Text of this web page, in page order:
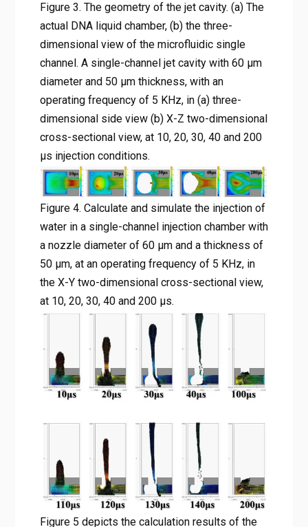
Figure 3. The geometry of the jet cavity. (a) The
actual DNA liquid chamber, (b) the three-
dimensional view of the microfluidic single
channel. A single-channel jet cavity with 60 μm
diameter and 50 μm thickness, with an
operating frequency of 5 KHz, in (a) three-
dimensional side view (b) X-Z two-dimensional
cross-sectional view, at 10, 20, 30, 40 and 200
μs injection conditions.
Figure 4. Calculate and simulate the injection of
water in a single-channel injection chamber with
a nozzle diameter of 60 μm and a thickness of
50 μm, at an operating frequency of 5 KHz, in
the X-Y two-dimensional cross-sectional view,
at 10, 20, 30, 40 and 200 μs.
Figure 5 depicts the calculation results of the